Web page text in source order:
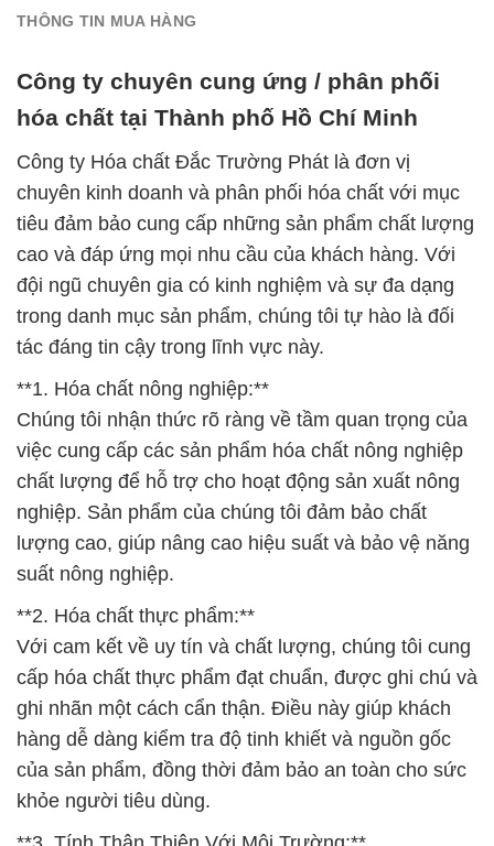
THÔNG TIN MUA HÀNG
Công ty chuyên cung ứng / phân phối
hóa chất tại Thành phố Hồ Chí Minh
Công ty Hóa chất Đắc Trường Phát là đơn vị
chuyên kinh doanh và phân phối hóa chất với mục
tiêu đảm bảo cung cấp những sản phẩm chất lượng
cao và đáp ứng mọi nhu cầu của khách hàng. Với
đội ngũ chuyên gia có kinh nghiệm và sự đa dạng
trong danh mục sản phẩm, chúng tôi tự hào là đối
tác đáng tin cậy trong lĩnh vực này.
**1. Hóa chất nông nghiệp:**
Chúng tôi nhận thức rõ ràng về tầm quan trọng của
việc cung cấp các sản phẩm hóa chất nông nghiệp
chất lượng để hỗ trợ cho hoạt động sản xuất nông
nghiệp. Sản phẩm của chúng tôi đảm bảo chất
lượng cao, giúp nâng cao hiệu suất và bảo vệ năng
suất nông nghiệp.
**2. Hóa chất thực phẩm:**
Với cam kết về uy tín và chất lượng, chúng tôi cung
cấp hóa chất thực phẩm đạt chuẩn, được ghi chú và
ghi nhãn một cách cẩn thận. Điều này giúp khách
hàng dễ dàng kiểm tra độ tinh khiết và nguồn gốc
của sản phẩm, đồng thời đảm bảo an toàn cho sức
khỏe người tiêu dùng.